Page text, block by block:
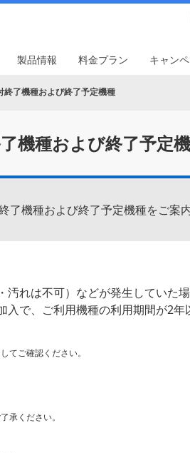
製品情報 料金プラン キャン
終了機種および終了予定機種
機種および終了予定
了機種および終了予定機種をご案内
れは不可）などが発生していた
で、ご利用機種の利用期間が2
てご確認ください。
承ください。